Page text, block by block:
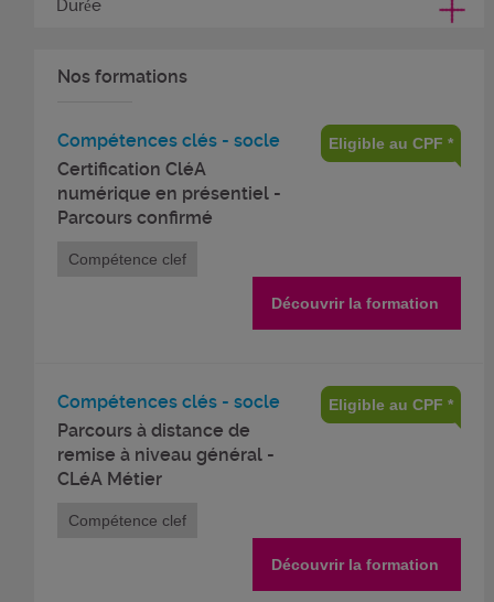
Durée
Nos formations
Compétences clés - socle
Certification CléA
numérique en présentiel -
Parcours confirmé
Eligible au CPF *
Compétence clef
Découvrir la formation
Compétences clés - socle
Parcours à distance de
remise à niveau général -
CLéA Métier
Eligible au CPF *
Compétence clef
Découvrir la formation